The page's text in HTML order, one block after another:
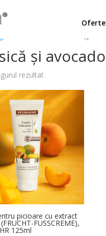
Oferte
și avocado
rezultat
picioare cu extract
FUSSCREME),
125ml